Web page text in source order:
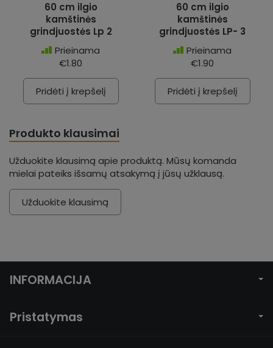
60 cm ilgio
kamštinės
grindjuostės Lp 2
Prieinama
€1.80
Pridėti į krepšelį
60 cm ilgio
kamštinės
grindjuostės LP- 3
Prieinama
€1.90
Pridėti į krepšelį
Produkto klausimai
Užduokite klausimą apie produktą. Mūsų komanda
mielai pateiks išsamų atsakymą į jūsų užklausą.
Užduokite klausimą
INFORMACIJA
Pristatymas